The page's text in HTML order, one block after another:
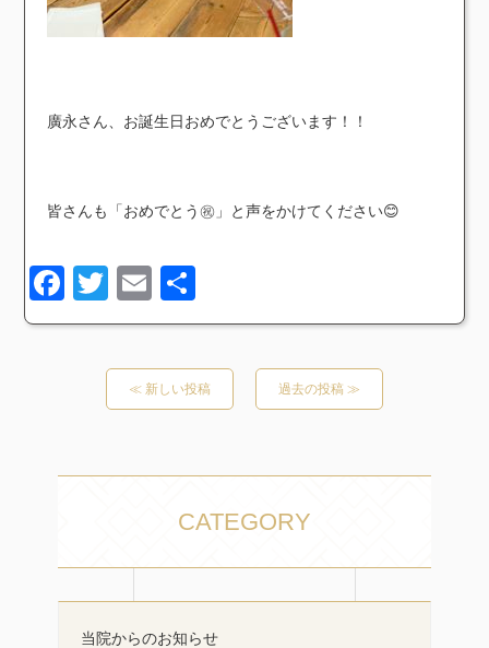
廣永さん、お誕生日おめでとうございます！！
皆さんも「おめでとう㊗️」と声をかけてください😊
Facebook
TwitterEmail
有
≪ 新しい投稿 過去の投稿 ≫
CATEGORY
当院からのお知らせ